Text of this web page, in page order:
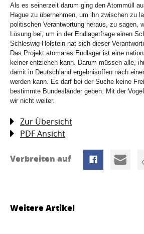
Als es seinerzeit darum ging den Atommüll
Hague zu übernehmen, um ihn zwischen zu
politischen Verantwortung heraus, zu sagen,
Lösung bei, um in der Endlagerfrage einen
Schleswig-Holstein hat sich dieser
Das Projekt atomares Endlager ist eine
keiner entziehen kann. Darum müssen alle,
damit in Deutschland ergebnisoffen nach
werden kann. Es darf bei der Suche keine
bestimmte Bundesländer geben. Mit der
wir nicht weiter.
Zur Übersicht
PDF Ansicht
Verbreiten auf
Weitere Artikel